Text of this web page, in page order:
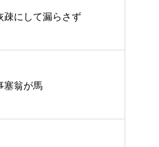
疎にして漏らさず
塞翁が馬